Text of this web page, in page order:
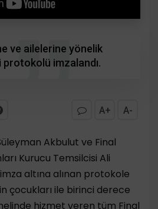
ve ailelerine yönelik
protokolü imzalandı.
A+ A-
Akbulut ve Final
Kurucu Temsilcisi Ali
altına alınan protokole
çocukları ile birinci derece
hizmet veren tüm Final